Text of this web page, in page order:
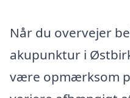
Når du overvejer
akupunktur i
være opmærksom